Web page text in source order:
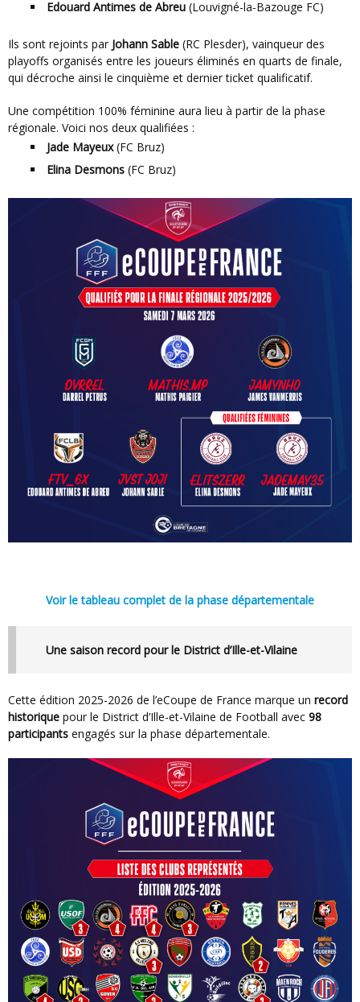
Edouard Antimes de Abreu (Louvigné-la-Bazouge FC)
Ils sont rejoints par Johann Sable (RC Plesder), vainqueur des
playoffs organisés entre les joueurs éliminés en quarts de finale,
qui décroche ainsi le cinquième et dernier ticket qualificatif.
Une compétition 100% féminine aura lieu à partir de la phase
régionale. Voici nos deux qualifiées :
Jade Mayeux(FC Bruz)
Elina Desmons (FC Bruz)
Voir le tableau complet de la phase départementale
Une saison record pour le District d’Ille-et-Vilaine
Cette édition 2025-2026 de l’eCoupe de France marque un record
historique pour le District d’Ille-et-Vilaine de Football avec 98
participants engagés sur la phase départementale.